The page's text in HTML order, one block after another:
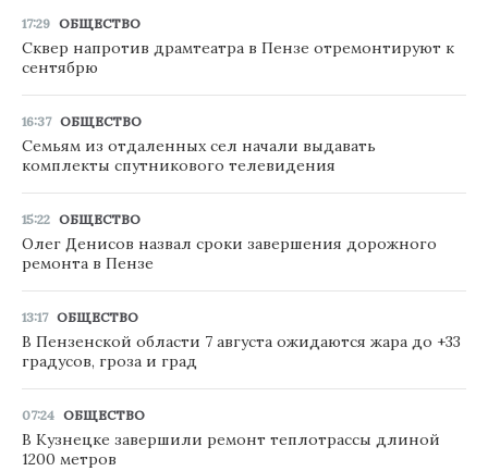
17:29 ОБЩЕСТВО
Сквер напротив драмтеатра в Пензе отремонтируют к
сентябрю
16:37 ОБЩЕСТВО
Семьям из отдаленных сел начали выдавать
комплекты спутникового телевидения
15:22 ОБЩЕСТВО
Олег Денисов назвал сроки завершения дорожного
ремонта в Пензе
13:17 ОБЩЕСТВО
В Пензенской области 7 августа ожидаются жара до +33
градусов, гроза и град
07:24 ОБЩЕСТВО
В Кузнецке завершили ремонт теплотрассы длиной
1200 метров